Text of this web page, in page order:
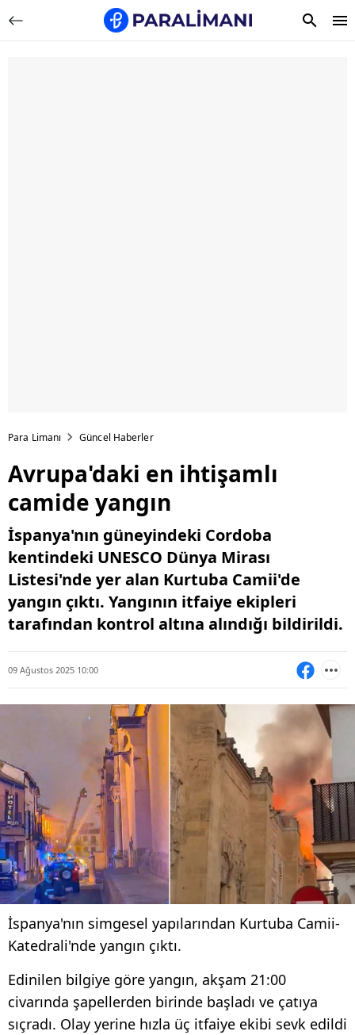
Para Limanı Güncel Haberler
Avrupa'daki en ihtişamlı
camide yangın
İspanya'nın güneyindeki Cordoba
kentindeki UNESCO Dünya Mirası
Listesi'nde yer alan Kurtuba Camii'de
yangın çıktı. Yangının itfaiye ekipleri
tarafından kontrol altına alındığı bildirildi.
09 Ağustos 2025 10:00
İspanya'nın simgesel yapılarından Kurtuba Camii-
Katedrali'nde yangın çıktı.
Edinilen bilgiye göre yangın, akşam 21:00
civarında şapellerden birinde başladı ve çatıya
sıçradı. Olay yerine hızla üç itfaiye ekibi sevk edildi